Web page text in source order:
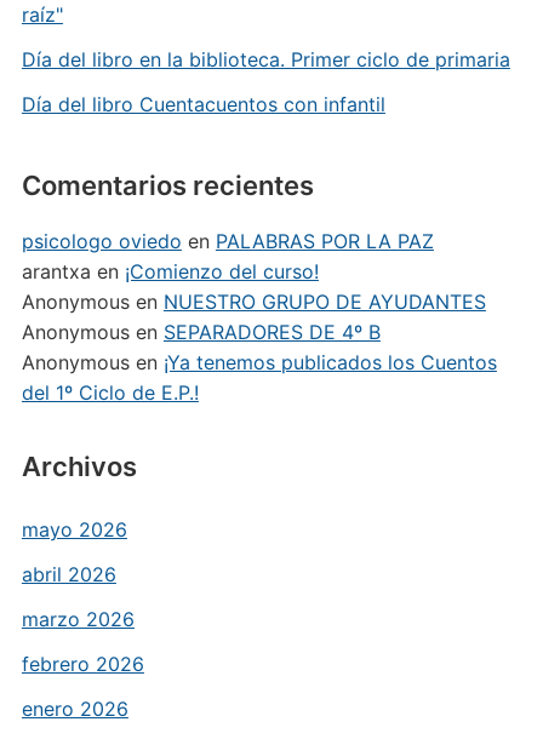
raíz"
Día del libro en la biblioteca. Primer ciclo de primaria
Día del libro Cuentacuentos con infantil
Comentarios recientes
psicologo oviedo en PALABRAS POR LA PAZ
arantxa en ¡Comienzo del curso!
Anonymousen NUESTRO GRUPO DE AYUDANTES
Anonymousen SEPARADORES DE 4º B
Anonymousen ¡Ya tenemos publicados los Cuentos
del 1º Ciclo de E.P.!
Archivos
mayo 2026
abril 2026
marzo 2026
febrero 2026
enero 2026